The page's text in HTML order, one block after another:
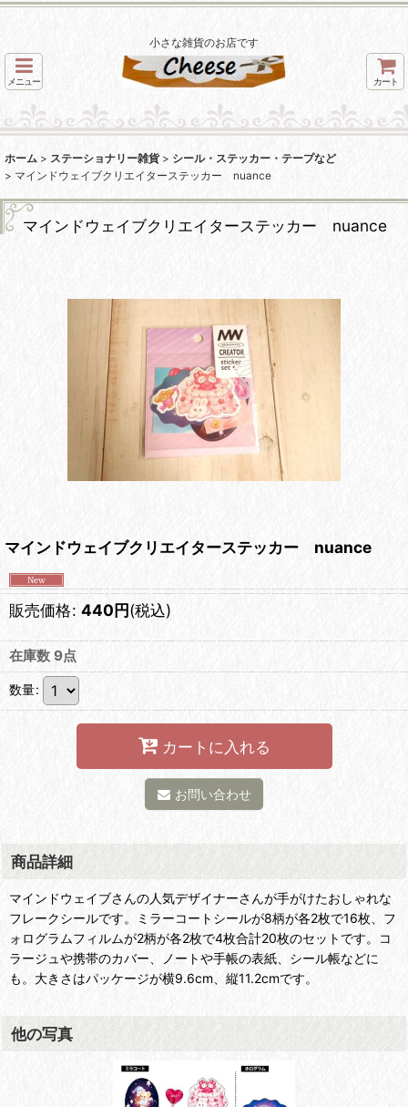
小さな雑貨のお店です
メニュー カート
ホーム > ステーショナリー雑貨 > シール・ステッカー・テープなど
> マインドウェイブクリエイターステッカー nuance
マインドウェイブクリエイターステッカー nuance
マインドウェイブクリエイターステッカー nuance
販売価格: 440円(税込)
在庫数 9点
数量:
カートに入れる
お問い合わせ
商品詳細
マインドウェイブさんの人気デザイナーさんが手がけたおしゃれな
フレークシールです。ミラーコートシールが8柄が各2枚で16枚、フ
ォログラムフィルムが2柄が各2枚で4枚合計20枚のセットです。コ
ラージュや携帯のカバー、ノートや手帳の表紙、シール帳などに
も。大きさはパッケージが横9.6cm、縦11.2cmです。
他の写真